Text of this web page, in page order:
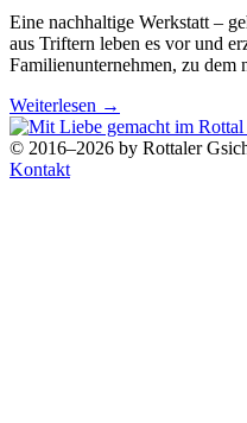
Eine nachhaltige Werkstatt –
aus Triftern leben es vor und
Familienunternehmen, zu
Weiterlesen →
© 2016–2026 by Rottaler
Kontakt